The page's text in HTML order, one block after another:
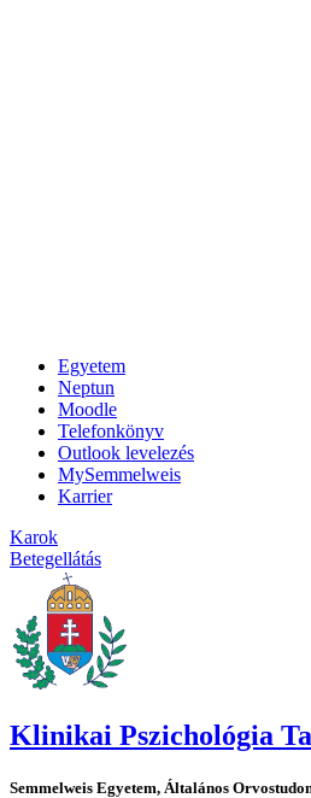
Egyetem
Neptun
Moodle
Telefonkönyv
Outlook levelezés
MySemmelweis
Karrier
Karok
Betegellátás
Klinikai Pszichológia
Semmelweis Egyetem, Általános